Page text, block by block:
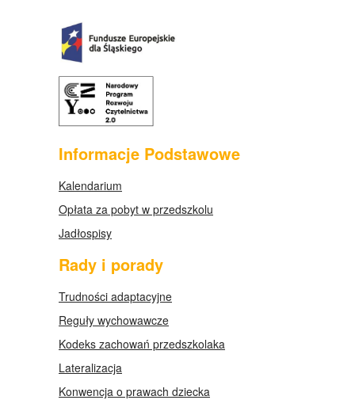
Informacje Podstawowe
Kalendarium
Opłata za pobyt w przedszkolu
Jadłospisy
Rady i porady
Trudności adaptacyjne
Reguły wychowawcze
Kodeks zachowań przedszkolaka
Lateralizacja
Konwencja o prawach dziecka